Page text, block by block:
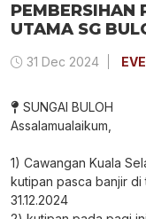
PEMBERSIHAN
UTAMA SG
31 Dec 2024
SUNGAI BULOH
Assalamualaikum,
1) Cawangan Kuala
kutipan pasca banjir di
31.12.2024